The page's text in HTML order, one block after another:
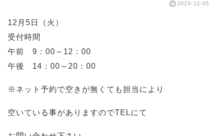
2023-12-05
12月5日（火）
受付時間
午前 9：00～12：00
午後 14：00～20：00
※ネット予約で空きが無くても担当により
空いている事がありますのでTELにて